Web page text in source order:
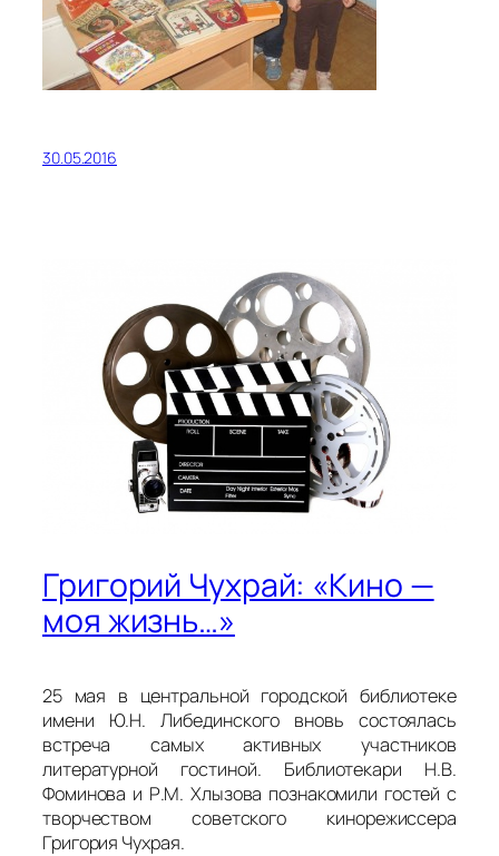
30.05.2016
Григорий Чухрай: «Кино —
моя жизнь…»
25 мая в центральной городской библиотеке
имени Ю.Н. Либединского вновь состоялась
встреча самых активных участников
литературной гостиной. Библиотекари Н.В.
Фоминова и Р.М. Хлызова познакомили гостей с
творчеством советского кинорежиссера
Григория Чухрая.